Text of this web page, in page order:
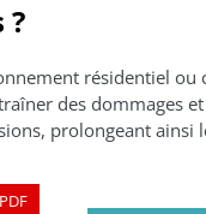
?
résidentiel ou
des dommages
prolongeant ainsi